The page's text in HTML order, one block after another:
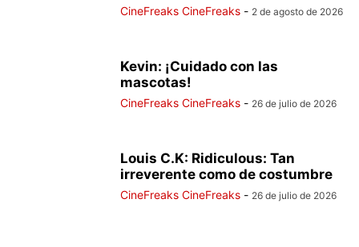
CineFreaks CineFreaks - 2 de agosto de 2026
Kevin: ¡Cuidado con las
mascotas!
CineFreaks CineFreaks - 26 de julio de 2026
Louis C.K: Ridiculous: Tan
irreverente como de costumbre
CineFreaks CineFreaks - 26 de julio de 2026